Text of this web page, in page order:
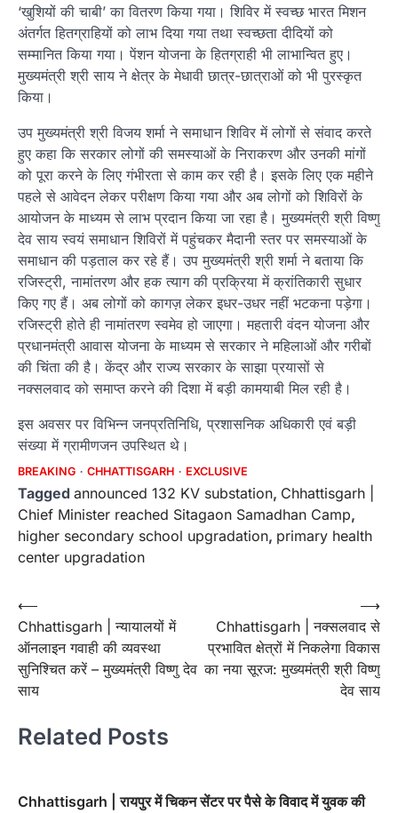
‘खुशियों की चाबी’ का वितरण किया गया। शिविर में स्वच्छ भारत मिशन
अंतर्गत हितग्राहियों को लाभ दिया गया तथा स्वच्छता दीदियों को
सम्मानित किया गया। पेंशन योजना के हितग्राही भी लाभान्वित हुए।
मुख्यमंत्री श्री साय ने क्षेत्र के मेधावी छात्र-छात्राओं को भी पुरस्कृत
किया।
उप मुख्यमंत्री श्री विजय शर्मा ने समाधान शिविर में लोगों से संवाद करते
हुए कहा कि सरकार लोगों की समस्याओं के निराकरण और उनकी मांगों
को पूरा करने के लिए गंभीरता से काम कर रही है। इसके लिए एक महीने
पहले से आवेदन लेकर परीक्षण किया गया और अब लोगों को शिविरों के
आयोजन के माध्यम से लाभ प्रदान किया जा रहा है। मुख्यमंत्री श्री विष्णु
देव साय स्वयं समाधान शिविरों में पहुंचकर मैदानी स्तर पर समस्याओं के
समाधान की पड़ताल कर रहे हैं। उप मुख्यमंत्री श्री शर्मा ने बताया कि
रजिस्ट्री, नामांतरण और हक त्याग की प्रक्रिया में क्रांतिकारी सुधार
किए गए हैं। अब लोगों को कागज़ लेकर इधर-उधर नहीं भटकना पड़ेगा।
रजिस्ट्री होते ही नामांतरण स्वमेव हो जाएगा। महतारी वंदन योजना और
प्रधानमंत्री आवास योजना के माध्यम से सरकार ने महिलाओं और गरीबों
की चिंता की है। केंद्र और राज्य सरकार के साझा प्रयासों से
नक्सलवाद को समाप्त करने की दिशा में बड़ी कामयाबी मिल रही है।
इस अवसर पर विभिन्न जनप्रतिनिधि, प्रशासनिक अधिकारी एवं बड़ी
संख्या में ग्रामीणजन उपस्थित थे।
BREAKING CHHATTISGARH EXCLUSIVE
Tagged announced 132 KV substation, Chhattisgarh |
Chief Minister reached Sitagaon Samadhan Camp,
higher secondary school upgradation, primary health
center upgradation
Post
navigation
⟵
Chhattisgarh | न्यायालयों में
ऑनलाइन गवाही की व्यवस्था
सुनिश्चित करें – मुख्यमंत्री विष्णु देव
साय
Chhattisgarh | नक्सलवाद से
प्रभावित क्षेत्रों में निकलेगा विकास
का नया सूरज: मुख्यमंत्री श्री विष्णु
देव साय
⟶
Related Posts
Chhattisgarh | रायपुर में चिकन सेंटर पर पैसे के विवाद में युवक की